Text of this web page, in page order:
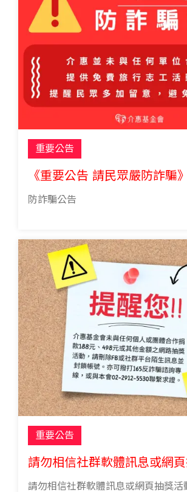
重要公告
《重要公告 請民眾嚴防詐騙》
防詐騙公告
重要公告
請勿相信社群軟體訊息或網頁抽獎活